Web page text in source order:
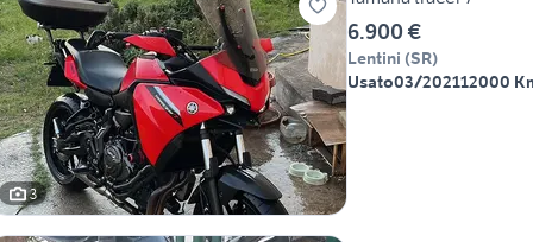
3
6.900 €
Lentini (SR)
Usato03/202112000